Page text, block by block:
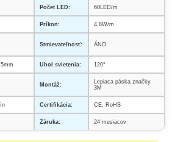
Počet LED: 60LED/m
Príkon: 4,8W/m
Stmievateľnosť: ÁNO
Uhol svietenia: 120°
Montáž:
Lepiaca páska značky
3M
Certifikácia: CE, RoHS
Záruka: 24 mesiacov